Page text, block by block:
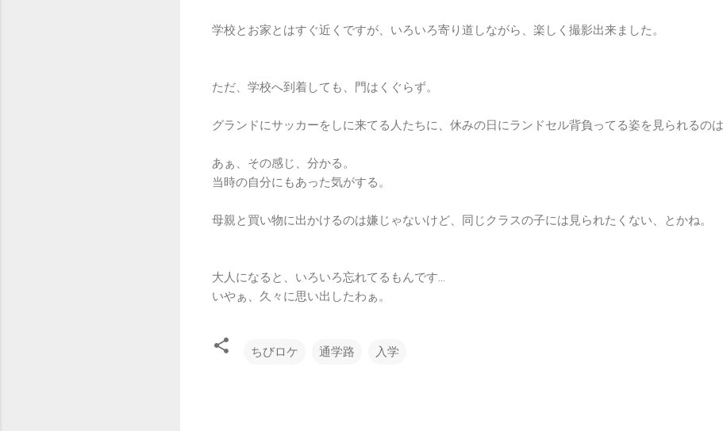
学校とお家とはすぐ近くですが、いろいろ寄り道しながら、楽しく撮影出来ました。
ただ、学校へ到着しても、門はくぐらず。
グランドにサッカーをしに来てる人たちに、休みの日にランドセル背負ってる姿を見られるのは
あぁ、その感じ、分かる。
当時の自分にもあった気がする。
母親と買い物に出かけるのは嫌じゃないけど、同じクラスの子には見られたくない、とかね。
大人になると、いろいろ忘れてるもんです…
いやぁ、久々に思い出したわぁ。
ちびロケ 通学路 入学